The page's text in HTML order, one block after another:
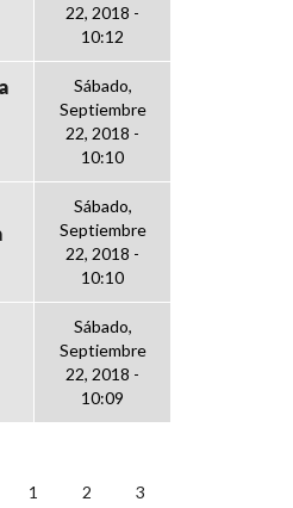
22, 2018 -
10:12
Sábado,
Septiembre
22, 2018 -
10:10
Sábado,
Septiembre
22, 2018 -
10:10
Sábado,
Septiembre
22, 2018 -
10:09
1 2 3